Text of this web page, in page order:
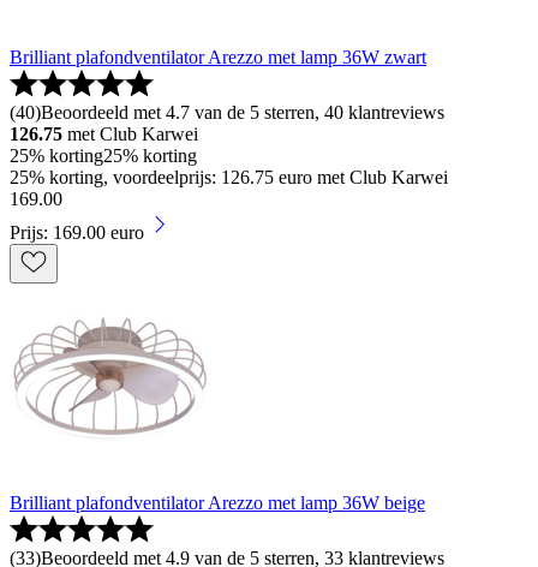
Brilliant plafondventilator Arezzo met lamp 36W zwart
(40)Beoordeeld met 4.7 van de 5 sterren, 40 klantreviews
126.75 met Club Karwei
25% korting25% korting
25% korting, voordeelprijs: 126.75 euro met Club Karwei
169.00
Prijs: 169.00 euro
Brilliant plafondventilator Arezzo met lamp 36W beige
(33)Beoordeeld met 4.9 van de 5 sterren, 33 klantreviews